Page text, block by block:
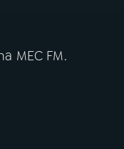
MEC FM.